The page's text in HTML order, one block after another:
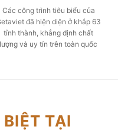
Các công trình tiêu biểu của
đã hiện diện ở khắp 63
tỉnh thành, khẳng định chất
lượng và uy tín trên toàn quốc
TẠI